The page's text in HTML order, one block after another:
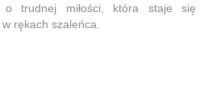
trudnej miłości, która staje się
rękach szaleńca.